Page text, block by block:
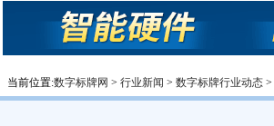
当前位置:数字标牌网 > 行业新闻 > 数字标牌行业动态 >